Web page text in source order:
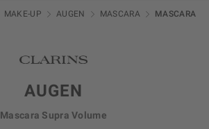
MAKE-UP AUGEN MASCARA MASCARA
AUGEN
Mascara Supra Volume